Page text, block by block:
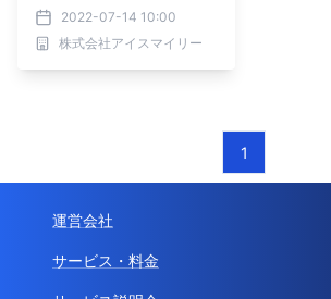
ニング協会（JDLA）公式
メディアパートナーに就任
2022-07-14 10:00
株式会社アイスマイリー
1
運営会社
サービス・料金